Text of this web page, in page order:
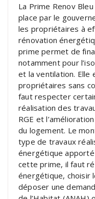
La Prime Renov
place par le
les propriétaires à
rénovation
prime permet de
notamment pour
et la ventilation. Elle
propriétaires sans
faut respecter
réalisation des
RGE et
du logement. Le
type de travaux
énergétique
cette prime, il faut
énergétique, choisir
déposer une